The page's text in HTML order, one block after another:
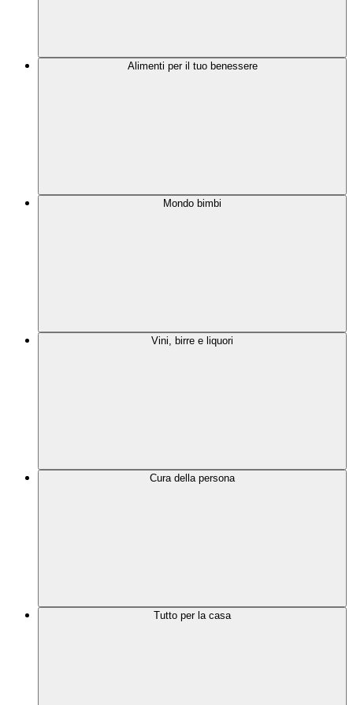
Alimenti per il tuo benessere
Mondo bimbi
Vini, birre e liquori
Cura della persona
Tutto per la casa